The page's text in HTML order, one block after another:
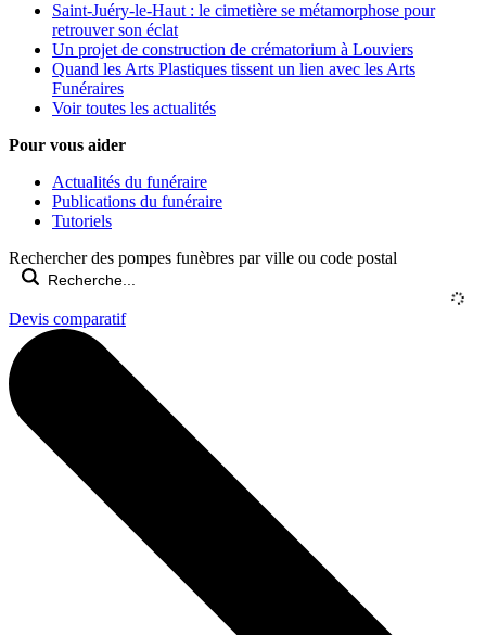
Saint-Juéry-le-Haut : le cimetière se métamorphose pour
retrouver son éclat
Un projet de construction de crématorium à Louviers
Quand les Arts Plastiques tissent un lien avec les Arts
Funéraires
Voir toutes les actualités
Pour vous aider
Actualités du funéraire
Publications du funéraire
Tutoriels
Rechercher des pompes funèbres par ville ou code postal
Devis comparatif